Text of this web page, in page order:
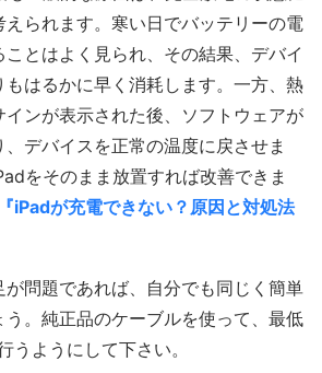
えられます。寒い日でバッテリーの電
とはよく見られ、その結果、デバイ
もはるかに早く消耗します。一方、熱
インが表示された後、ソフトウェアが
デバイスを正常の温度に戻させま
をそのまま放置すれば改善できま
iPadが充電できない？原因と対処法
が問題であれば、自分でも同じく簡単
う。純正品のケーブルを使って、最低
うようにして下さい。